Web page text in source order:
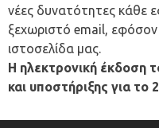
νέες δυνατότητες κάθε
ξεχωριστό email, εφόσον
ιστοσελίδα μας.
Η ηλεκτρονική έκδοση
και υποστήριξης για το